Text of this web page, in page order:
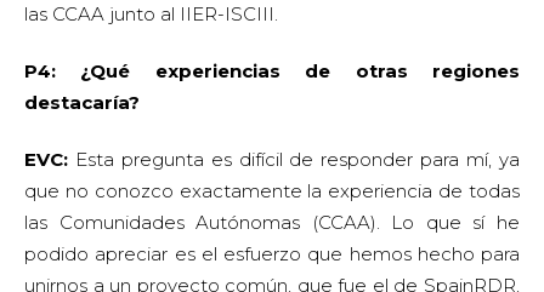
las CCAA junto al IIER-ISCIII.
P4: ¿Qué experiencias de otras regiones
destacaría?
EVC: Esta pregunta es difícil de responder para mí, ya
que no conozco exactamente la experiencia de todas
las Comunidades Autónomas (CCAA). Lo que sí he
podido apreciar es el esfuerzo que hemos hecho para
unirnos a un proyecto común, que fue el de SpainRDR,